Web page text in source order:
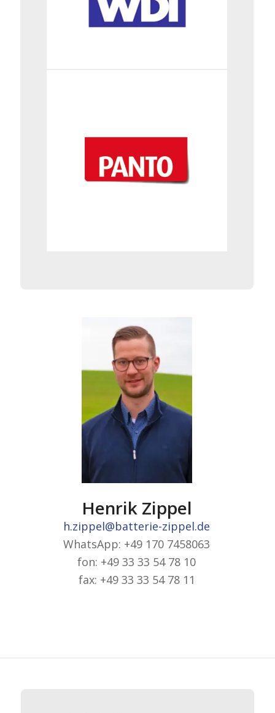
Henrik Zippel
h.zippel@batterie-zippel.de
WhatsApp: +49 170 7458063
fon: +49 33 33 54 78 10
fax: +49 33 33 54 78 11